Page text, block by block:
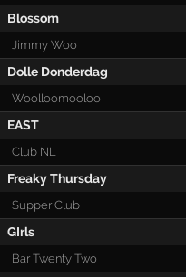
Blossom
Jimmy Woo
Dolle Donderdag
Woolloomooloo
EAST
Club NL
Freaky Thursday
Supper Club
GIrls
Bar Twenty Two